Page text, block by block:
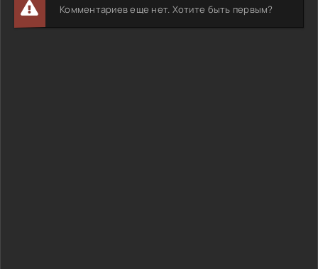
Комментариев еще нет. Хотите быть первым?